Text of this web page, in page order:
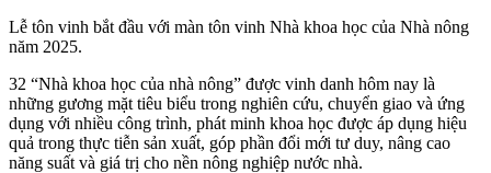
Lễ tôn vinh bắt đầu với màn tôn vinh Nhà khoa học của Nhà nông
năm 2025.
32 “Nhà khoa học của nhà nông” được vinh danh hôm nay là
những gương mặt tiêu biểu trong nghiên cứu, chuyển giao và ứng
dụng với nhiều công trình, phát minh khoa học được áp dụng hiệu
quả trong thực tiễn sản xuất, góp phần đổi mới tư duy, nâng cao
năng suất và giá trị cho nền nông nghiệp nước nhà.